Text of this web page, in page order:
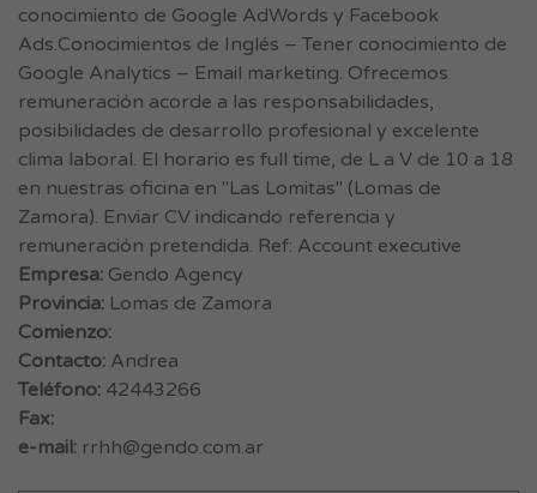
conocimiento de Google AdWords y Facebook
Ads.Conocimientos de Inglés – Tener conocimiento de
Google Analytics – Email marketing. Ofrecemos
remuneración acorde a las responsabilidades,
posibilidades de desarrollo profesional y excelente
clima laboral. El horario es full time, de L a V de 10 a 18
en nuestras oficina en "Las Lomitas" (Lomas de
Zamora). Enviar CV indicando referencia y
remuneración pretendida. Ref: Account executive
Empresa: Gendo Agency
Provincia: Lomas de Zamora
Comienzo:
Contacto: Andrea
Teléfono: 42443266
Fax:
e-mail: rrhh@gendo.com.ar